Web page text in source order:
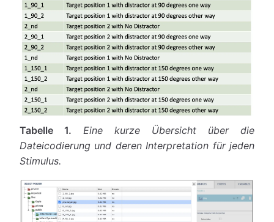
Tabelle 1.
Eine kurze Übersicht über die
Dateicodierung und deren Interpretation für jeden
Stimulus.